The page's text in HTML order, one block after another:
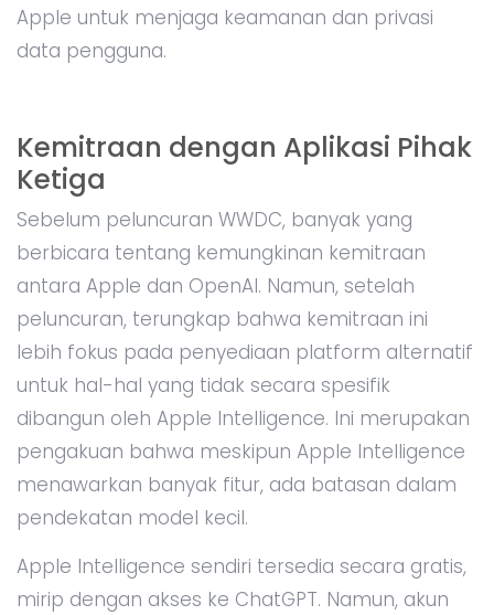
Apple untuk menjaga keamanan dan privasi
data pengguna.
Kemitraan dengan Aplikasi Pihak
Ketiga
Sebelum peluncuran WWDC, banyak yang
berbicara tentang kemungkinan kemitraan
antara Apple dan OpenAI. Namun, setelah
peluncuran, terungkap bahwa kemitraan ini
lebih fokus pada penyediaan platform alternatif
untuk hal-hal yang tidak secara spesifik
dibangun oleh Apple Intelligence. Ini merupakan
pengakuan bahwa meskipun Apple Intelligence
menawarkan banyak fitur, ada batasan dalam
pendekatan model kecil.
Apple Intelligence sendiri tersedia secara gratis,
mirip dengan akses ke ChatGPT. Namun, akun